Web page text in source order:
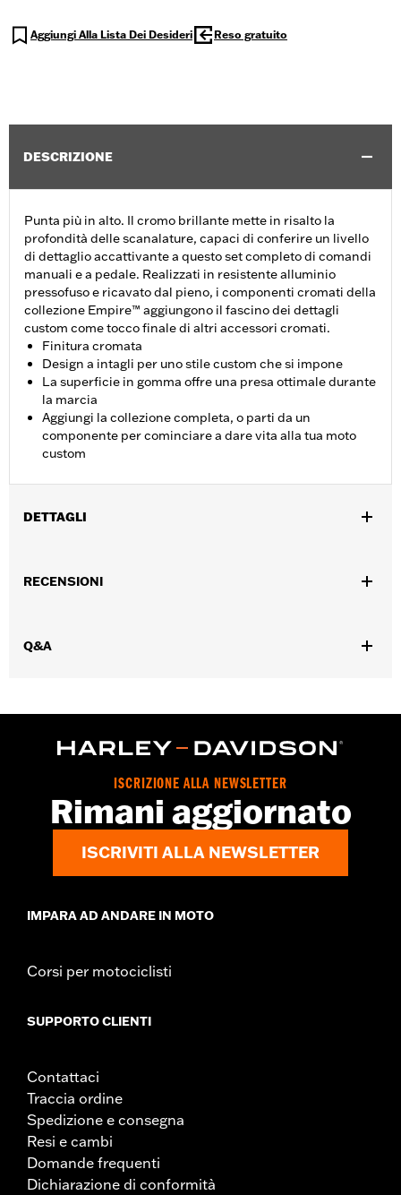
Aggiungi Alla Lista Dei Desideri Reso gratuito
DESCRIZIONE
Punta più in alto. Il cromo brillante mette in risalto la
profondità delle scanalature, capaci di conferire un livello
di dettaglio accattivante a questo set completo di comandi
manuali e a pedale. Realizzati in resistente alluminio
pressofuso e ricavato dal pieno, i componenti cromati della
collezione Empire™ aggiungono il fascino dei dettagli
custom come tocco finale di altri accessori cromati.
Finitura cromata
Design a intagli per uno stile custom che si impone
La superficie in gomma offre una presa ottimale durante
la marcia
Aggiungi la collezione completa, o parti da un
componente per cominciare a dare vita alla tua moto
custom
DETTAGLI
Touring (esclusi i modelli FLTRXRRSE dal '25 in poi) dotati di
Istruzioni di installazione
Venduti singolarmente:Coppia
sinistra e istruzioni di montaggio
RECENSIONI
Q&A
ISCRIZIONE ALLA NEWSLETTER
Rimani aggiornato
ISCRIVITI ALLA NEWSLETTER
IMPARA AD ANDARE IN MOTO
Corsi per motociclisti
SUPPORTO CLIENTI
Contattaci
Traccia ordine
Spedizione e consegna
Resi e cambi
Domande frequenti
Dichiarazione di conformità